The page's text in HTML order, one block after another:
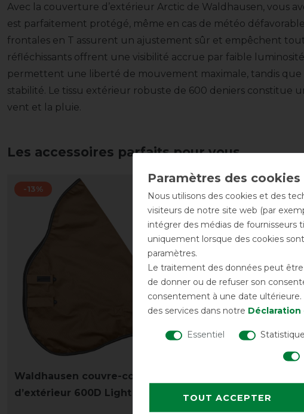
Avec la couverture d’extérieur Arctic de Waldhausen, vous
est parfaitement protégé, même en cas de météo
frontales en T assurent un ajustement sûr et empêchent
réfléchissants offrent une visibilité accrue par faible
permettent une liberté de mouvement maximale, tandis que
stabilité. Le tissu extérieur robuste de 600 deniers constitue
vent et la pluie.
Les accessoires parfaits pour vous
-13%
Waldhausen couvre-cou
d’extérieur 600D Light 0 g
d’extérieur 600D
Nous utilisons des cookies et des
visiteurs de notre site web (par
intégrer des médias de fournisseurs
uniquement lorsque des cookies
paramètres.
Le traitement des données peut
de donner ou de refuser son
consentement à une date
des services dans notre
Essentiel Statistique
TOUT ACCEPTER